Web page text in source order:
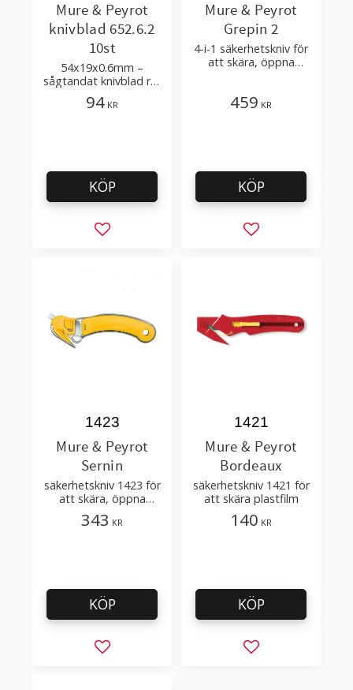
Mure & Peyrot
knivblad 652.6.2
10st
54x19x0.6mm –
sågtandat knivblad ref
652.6.2 för Medoc,
Merlot, Deveze, Grepin
94 KR
Lägg till i favoriter
KÖP
Mure & Peyrot
Grepin 2
4-i-1 säkerhetskniv för
att skära, öppna
459 KR
Lägg till i
KÖP
Mure & Peyrot
Sernin
säkerhetskniv 1423 för
att skära, öppna
förpackningar
1423
343 KR
Lägg till i favoriter
KÖP
Mure & Peyrot
Bordeaux
säkerhetskniv 1421 för
att skära plastfilm
1421
140 KR
Lägg till i
KÖP